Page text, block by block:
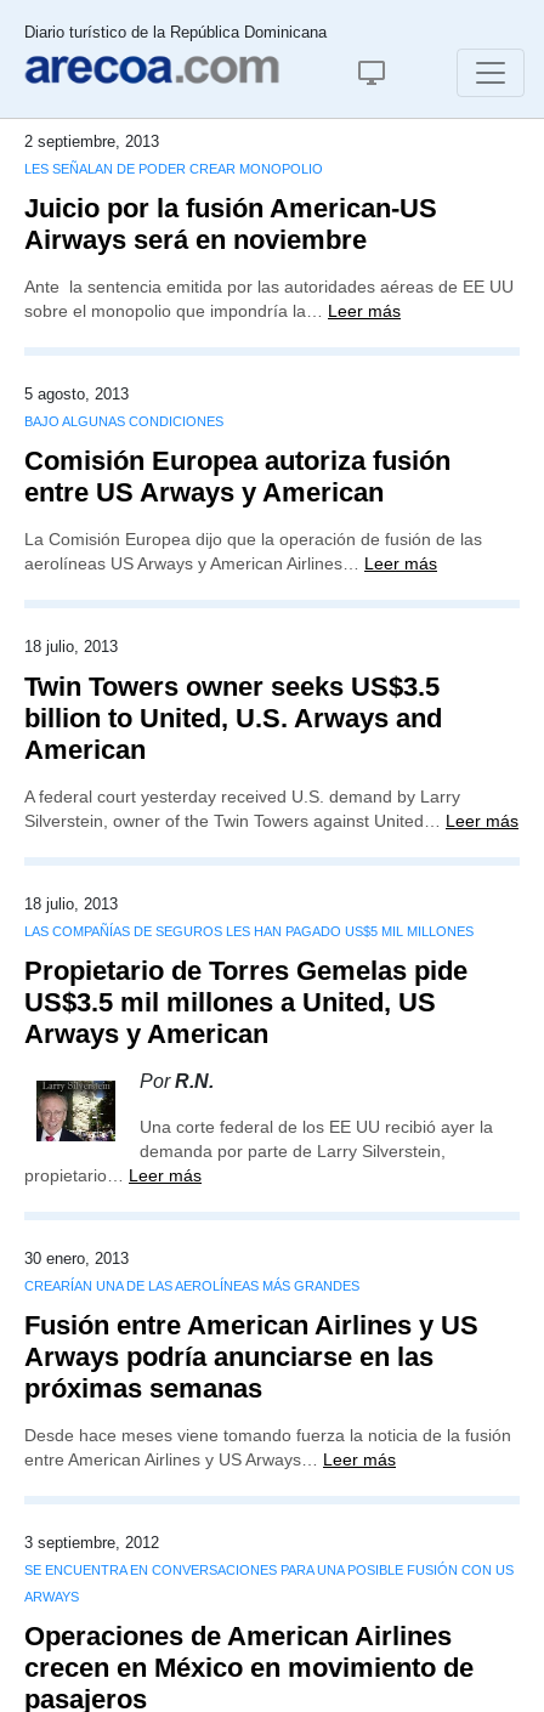
Diario turístico de la República Dominicana
2 septiembre, 2013
LES SEÑALAN DE PODER CREAR MONOPOLIO
Juicio por la fusión American-US
Airways será en noviembre
Ante la sentencia emitida por las autoridades aéreas de EE UU
sobre el monopolio que impondría la… Leer más
5 agosto, 2013
BAJO ALGUNAS CONDICIONES
Comisión Europea autoriza fusión
entre US Arways y American
La Comisión Europea dijo que la operación de fusión de las
aerolíneas US Arways y American Airlines… Leer más
18 julio, 2013
Twin Towers owner seeks US$3.5
billion to United, U.S. Arways and
American
A federal court yesterday received U.S. demand by Larry
Silverstein, owner of the Twin Towers against United… Leer más
18 julio, 2013
LAS COMPAÑÍAS DE SEGUROS LES HAN PAGADO US$5 MIL MILLONES
Propietario de Torres Gemelas pide
US$3.5 mil millones a United, US
Arways y American
PorR.N.
Una corte federal de los EE UU recibió ayer la
demanda por parte de Larry Silverstein,
propietario… Leer más
30 enero, 2013
CREARÍAN UNA DE LAS AEROLÍNEAS MÁS GRANDES
Fusión entre American Airlines y US
Arways podría anunciarse en las
próximas semanas
Desde hace meses viene tomando fuerza la noticia de la fusión
entre American Airlines y US Arways… Leer más
3 septiembre, 2012
SE ENCUENTRA EN CONVERSACIONES PARA UNA POSIBLE FUSIÓN CON US
ARWAYS
Operaciones de American Airlines
crecen en México en movimiento de
pasajeros